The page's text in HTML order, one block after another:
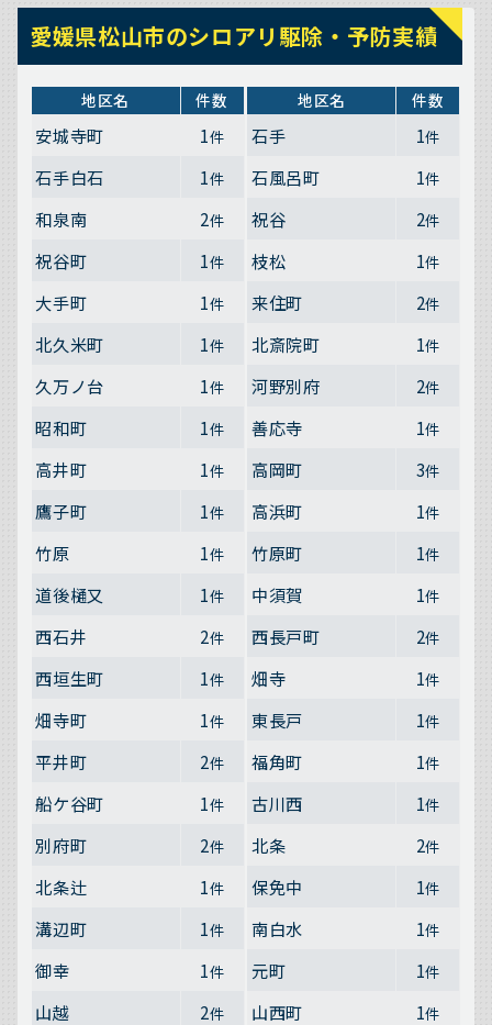
愛媛県松山市のシロアリ駆除・予防実績
地区名 件数
安城寺町 1件
石手白石 1件
和泉南 2件
祝谷町 1件
大手町 1件
北久米町 1件
久万ノ台 1件
昭和町 1件
高井町 1件
鷹子町 1件
竹原 1件
道後樋又 1件
西石井 2件
西垣生町 1件
畑寺町 1件
平井町 2件
船ケ谷町 1件
別府町 2件
北条辻 1件
溝辺町 1件
御幸 1件
山越 2件
地区名 件数
石手 1件
石風呂町 1件
祝谷 2件
枝松 1件
来住町 2件
北斎院町 1件
河野別府 2件
善応寺 1件
高岡町 3件
高浜町 1件
竹原町 1件
中須賀 1件
西長戸町 2件
畑寺 1件
東長戸 1件
福角町 1件
古川西 1件
北条 2件
保免中 1件
南白水 1件
元町 1件
山西町 1件